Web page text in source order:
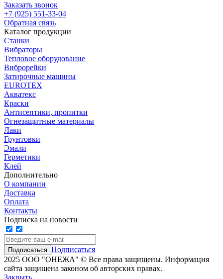
Заказать звонок
+7 (925) 551-33-04
Обратная связь
Каталог продукции
Станки
Вибраторы
Тепловое оборудование
Виброрейки
Затирочные машины
EUROTEX
Акватекс
Краски
Антисептики, пропитки
Огнезащитные материалы
Лаки
Грунтовки
Эмали
Герметики
Клей
Дополнительно
О компании
Доставка
Оплата
Контакты
Подписка на новости
Подписаться
2025 ООО "ОНЕЖА" © Все права защищены. Информация
сайта защищена законом об авторских правах.